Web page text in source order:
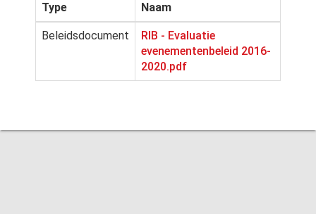
Type Naam
Beleidsdocument
RIB - Evaluatie
evenementenbeleid 2016-
2020.pdf